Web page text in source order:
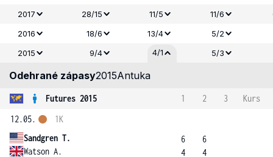
2017
28/15 11/5 11/6
2016
18/6 13/4
5/2
2015
9/4 4/1 5/3
Odehrané zápasy2015Antuka
Futures 2015 1 2 3
Kurs
12.05.
Sandgren T.
Watson A.
1K
6
4
6
4